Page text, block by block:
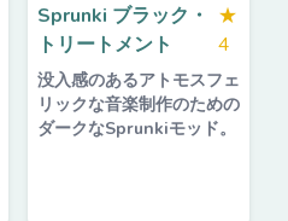
Sprunki ブラック・
トリートメント
★
4
没入感のあるアトモスフェ
リックな音楽制作のための
ダークなSprunkiモッド。